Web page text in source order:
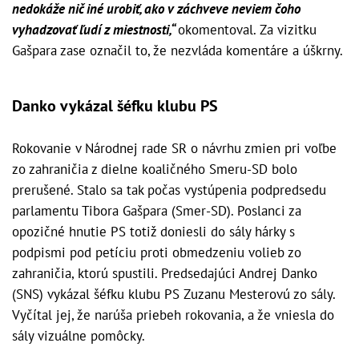
nedokáže nič iné urobiť, ako v záchveve neviem čoho
vyhadzovať ľudí z miestnosti,“okomentoval. Za vizitku
Gašpara zase označil to, že nezvláda komentáre a úškrny.
Danko vykázal šéfku klubu PS
Rokovanie v Národnej rade SR o návrhu zmien pri voľbe
zo zahraničia z dielne koaličného Smeru-SD bolo
prerušené. Stalo sa tak počas vystúpenia podpredsedu
parlamentu Tibora Gašpara (Smer-SD). Poslanci za
opozičné hnutie PS totiž doniesli do sály hárky s
podpismi pod petíciu proti obmedzeniu volieb zo
zahraničia, ktorú spustili. Predsedajúci Andrej Danko
(SNS) vykázal šéfku klubu PS Zuzanu Mesterovú zo sály.
Vyčítal jej, že narúša priebeh rokovania, a že vniesla do
sály vizuálne pomôcky.